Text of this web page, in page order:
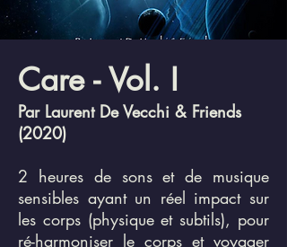
Care - Vol. I
Par Laurent De Vecchi & Friends
(2020)
2 heures de sons et de musique
sensibles ayant un réel impact sur
les corps (physique et subtils), pour
ré-harmoniser le corps et voyager